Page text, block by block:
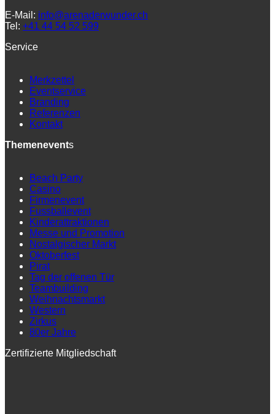
E-Mail: info@arenaderwunder.ch
Tel: +41 44 54 52 599
Service
Merkzettel
Eventservice
Branding
Referenzen
Kontakt
Themenevents
Beach Party
Casino
Firmenevent
Fussballevent
Kinderattraktionen
Messe und Promotion
Nostalgischer Markt
Oktoberfest
Pirat
Tag der offenen Tür
Teambuilding
Weihnachtsmarkt
Western
Zirkus
80er Jahre
Zertifizierte Mitgliedschaft